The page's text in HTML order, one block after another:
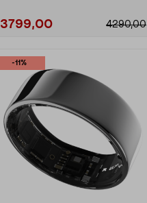
3799,00 4290,00
-11%